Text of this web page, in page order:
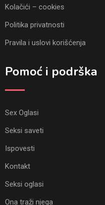
Kolačići – cookies
Politika privatnosti
Pravila i uslovi korišćenja
Pomoć i podrška
Sex Oglasi
Seksi saveti
Ispovesti
Kontakt
Seksi oglasi
Ona traži njega